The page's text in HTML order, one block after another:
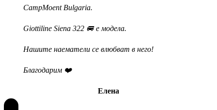
CampMoent Bulgaria.
Giottiline Siena 322 🚐 е модела.
Нашите наематели се влюбват в него!
Благодарим ❤️
Елена